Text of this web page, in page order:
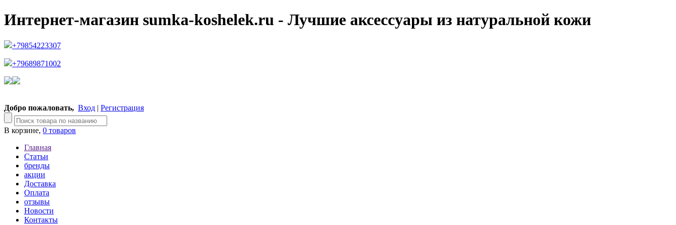
Интернет-магазин sumka-koshelek.ru - Лучшие аксессуары из натуральной кожи
+79854223307
+79689871002
Добро пожаловать, Вход | Регистрация
В корзине, 0 товаров
Главная
Статьи
бренды
акции
Доставка
Оплата
отзывы
Новости
Контакты